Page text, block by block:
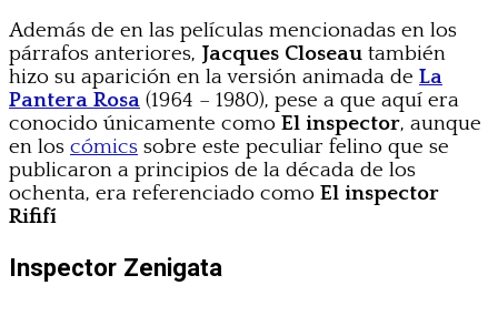
Además de en las películas mencionadas en los
párrafos anteriores, Jacques Closeau también
hizo su aparición en la versión animada de La
Pantera Rosa (1964 – 1980), pese a que aquí era
conocido únicamente como El inspector, aunque
en los cómics sobre este peculiar felino que se
publicaron a principios de la década de los
ochenta, era referenciado como El inspector
Rififí
Inspector Zenigata